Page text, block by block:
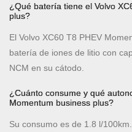
¿Qué batería tiene el Volvo
plus?
El Volvo XC60 T8 PHEV
batería de iones de litio con
NCM en su cátodo.
¿Cuánto consume y qué
Momentum business plus?
Su consumo es de 1.8 l/